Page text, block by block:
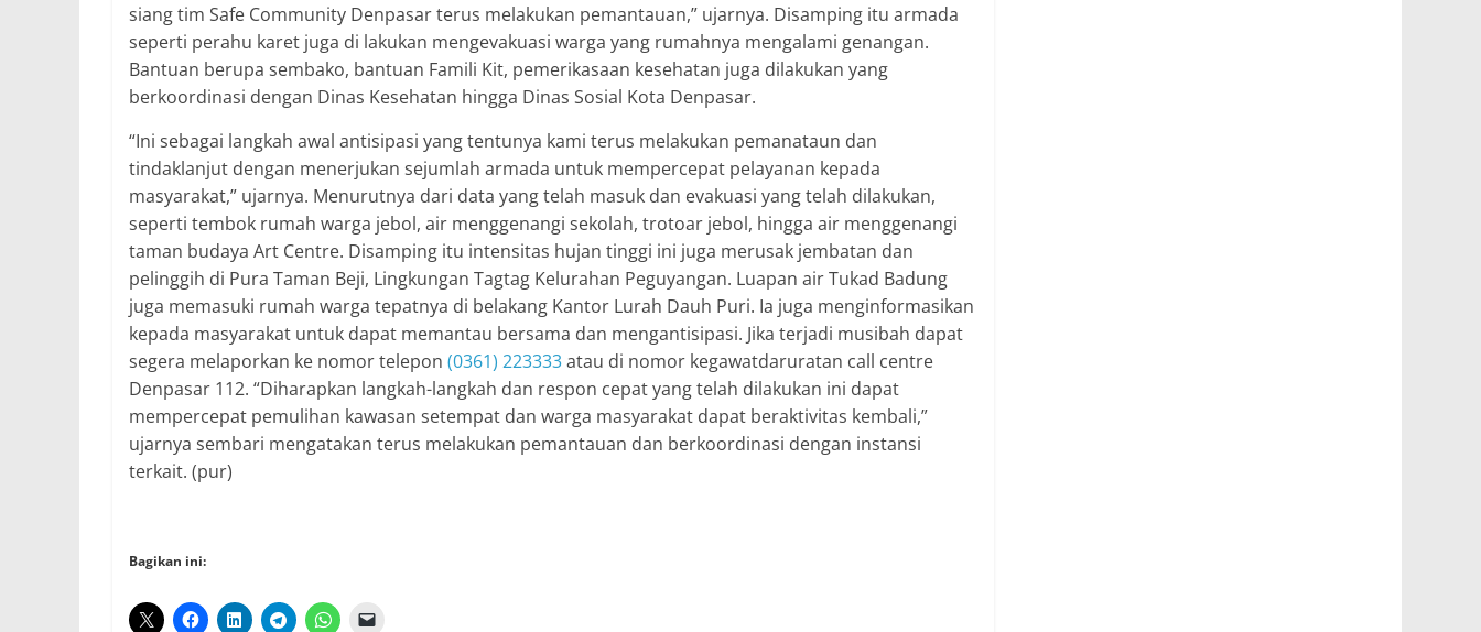
siang tim Safe Community Denpasar terus melakukan pemantauan,” ujarnya. Disamping itu armada
seperti perahu karet juga di lakukan mengevakuasi warga yang rumahnya mengalami genangan.
Bantuan berupa sembako, bantuan Famili Kit, pemerikasaan kesehatan juga dilakukan yang
berkoordinasi dengan Dinas Kesehatan hingga Dinas Sosial Kota Denpasar.
“Ini sebagai langkah awal antisipasi yang tentunya kami terus melakukan pemanataun dan
tindaklanjut dengan menerjukan sejumlah armada untuk mempercepat pelayanan kepada
masyarakat,” ujarnya. Menurutnya dari data yang telah masuk dan evakuasi yang telah dilakukan,
seperti tembok rumah warga jebol, air menggenangi sekolah, trotoar jebol, hingga air menggenangi
taman budaya Art Centre. Disamping itu intensitas hujan tinggi ini juga merusak jembatan dan
pelinggih di Pura Taman Beji, Lingkungan Tagtag Kelurahan Peguyangan. Luapan air Tukad Badung
juga memasuki rumah warga tepatnya di belakang Kantor Lurah Dauh Puri. Ia juga menginformasikan
kepada masyarakat untuk dapat memantau bersama dan mengantisipasi. Jika terjadi musibah dapat
segera melaporkan ke nomor telepon (0361) 223333atau di nomor kegawatdaruratan call centre
Denpasar 112. “Diharapkan langkah-langkah dan respon cepat yang telah dilakukan ini dapat
mempercepat pemulihan kawasan setempat dan warga masyarakat dapat beraktivitas kembali,”
ujarnya sembari mengatakan terus melakukan pemantauan dan berkoordinasi dengan instansi
terkait. (pur)
Bagikan ini: